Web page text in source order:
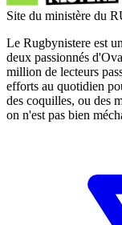
Site du ministère du
Le Rugbynistere est
deux passionnés
million de lecteurs
efforts au quotidien
des coquilles, ou des
on n'est pas bien